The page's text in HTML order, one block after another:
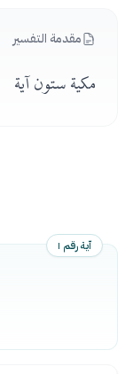
مقدمة التفسير
مكية ستون آية
آية رقم ١